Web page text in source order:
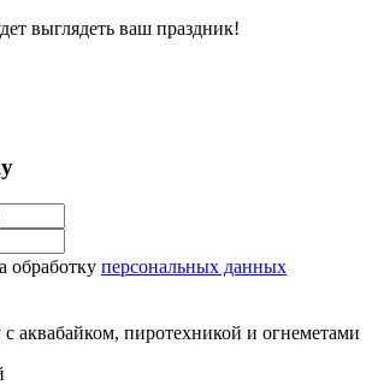
выглядеть ваш праздник!
обработку персональных данных
аквабайком, пиротехникой и огнеметами